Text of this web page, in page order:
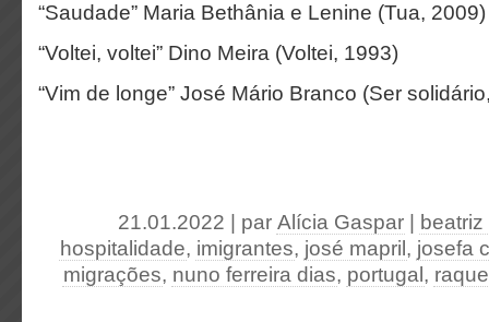
“Saudade” Maria Bethânia e Lenine (Tua, 2009)
“Voltei, voltei” Dino Meira (Voltei, 1993)
“Vim de longe” José Mário Branco (Ser
21.01.2022 | par Alícia Gaspar
hospitalidade, imigrantes, josé mapril , josefa
migrações, nuno ferreira dias, portugal ,